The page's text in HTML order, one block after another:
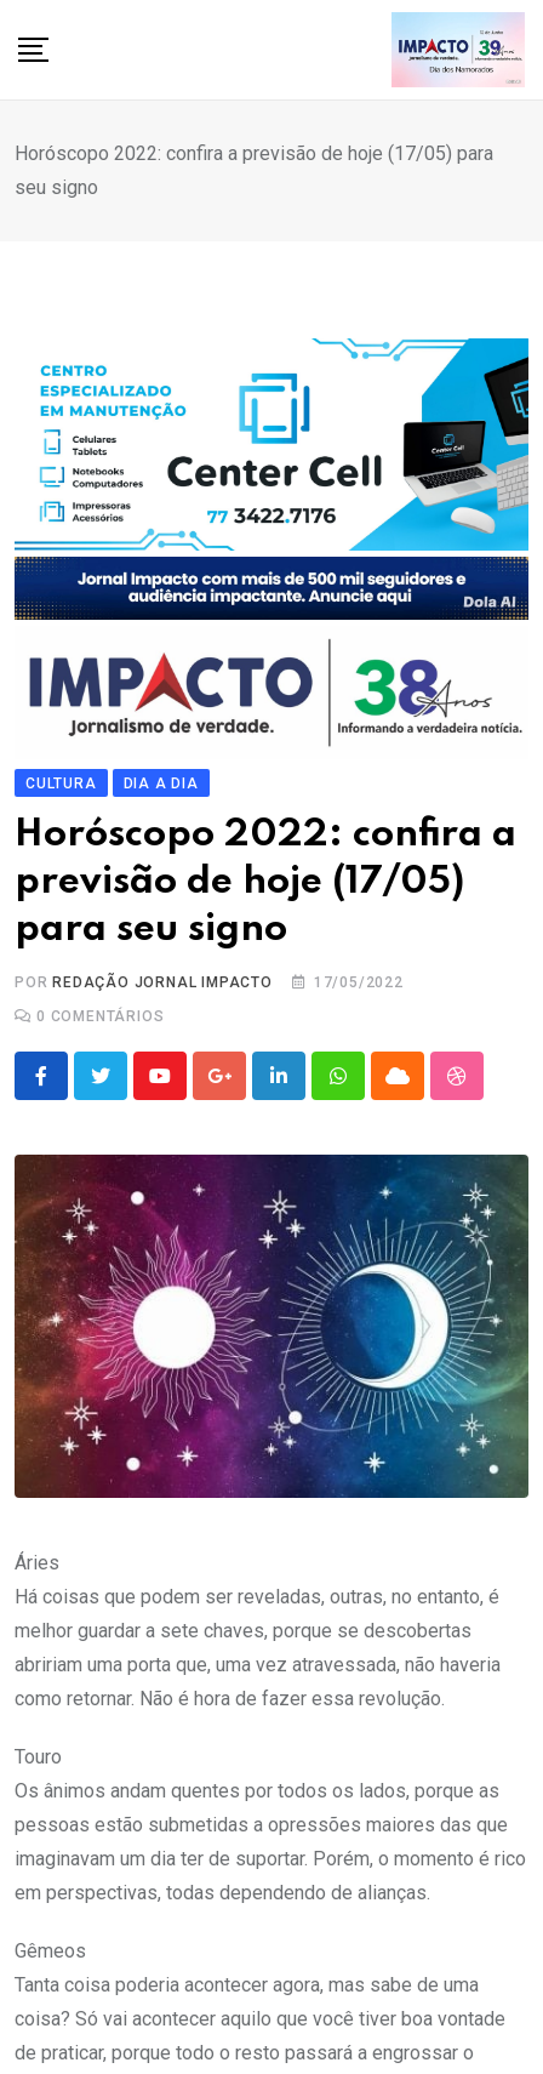
Horóscopo 2022: confira a previsão de hoje (17/05) para
seu signo
CULTURA DIA A DIA
Horóscopo 2022: confira a
previsão de hoje (17/05)
para seu signo
POR REDAÇÃO JORNAL IMPACTO
17/05/2022
0 COMENTÁRIOS
YoutubeGoogle+LinkedInWhatsappCloud
Áries
Há coisas que podem ser reveladas, outras, no entanto, é
melhor guardar a sete chaves, porque se descobertas
abririam uma porta que, uma vez atravessada, não haveria
como retornar. Não é hora de fazer essa revolução.
Touro
Os ânimos andam quentes por todos os lados, porque as
pessoas estão submetidas a opressões maiores das que
imaginavam um dia ter de suportar. Porém, o momento é rico
em perspectivas, todas dependendo de alianças.
Gêmeos
Tanta coisa poderia acontecer agora, mas sabe de uma
coisa? Só vai acontecer aquilo que você tiver boa vontade
de praticar, porque todo o resto passará a engrossar o